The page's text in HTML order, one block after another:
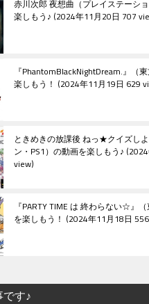
赤川次郎 夜想曲（プレイステーシ
楽しもう♪ 2024年11月20日 707
『PhantomBlackNightDream.』（
楽しもう！ 2024年11月19日 629
ときめきの放課後 ねっ★クイズし
ン・PS1）の動画を楽しもう♪
view
『PARTY TIME は 終わらない☆』
を楽しもう！ 2024年11月18日
です♪